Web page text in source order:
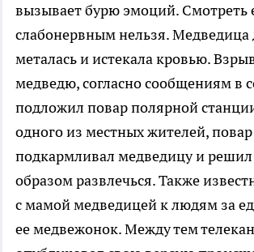
вызывает бурю эмоций. Смотреть
слабонервным нельзя. Медведица
металась и истекала кровью.
медведю, согласно сообщениям в
подложил повар полярной
одного из местных жителей,
подкармливал медведицу и
образом развлечься. Также
с мамой медведицей к людям за
ее медвежонок. Между тем